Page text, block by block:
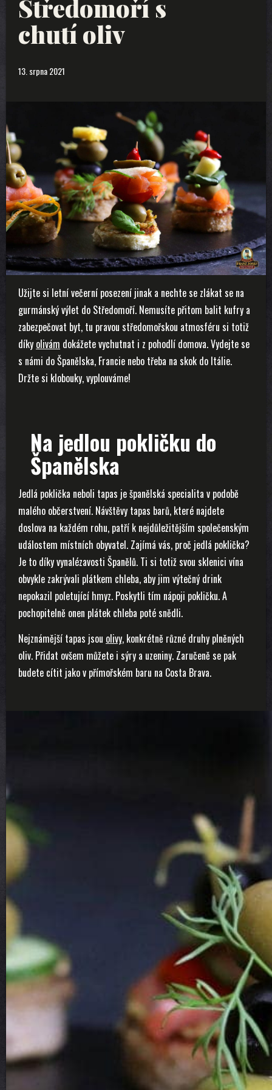
Středomoří s
chutí oliv
13. srpna 2021
Užijte si letní večerní posezení jinak a nechte se zlákat se na
gurmánský výlet do Středomoří. Nemusíte přitom balit kufry a
zabezpečovat byt, tu pravou středomořskou atmosféru si totiž
díky olivám dokážete vychutnat i z pohodlí domova. Vydejte se
s námi do Španělska, Francie nebo třeba na skok do Itálie.
Držte si klobouky, vyplouváme!
Na jedlou pokličku do
Španělska
Jedlá poklička neboli tapas je španělská specialita v podobě
malého občerstvení. Návštěvy tapas barů, které najdete
doslova na každém rohu, patří k nejdůležitějším společenským
událostem místních obyvatel. Zajímá vás, proč jedlá poklička?
Je to díky vynalézavosti Španělů. Ti si totiž svou sklenici vína
obvykle zakrývali plátkem chleba, aby jim výtečný drink
nepokazil poletující hmyz. Poskytli tím nápoji pokličku. A
pochopitelně onen plátek chleba poté snědli.
Nejznámější tapas jsou olivy, konkrétně různé druhy plněných
oliv. Přidat ovšem můžete i sýry a uzeniny. Zaručeně se pak
budete cítit jako v přímořském baru na Costa Brava.